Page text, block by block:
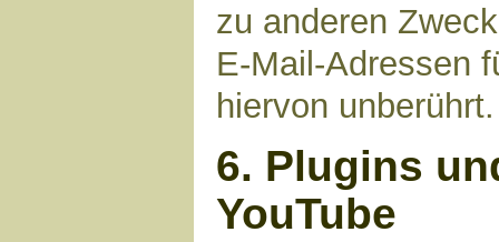
zu anderen
E-Mail-Adressen
hiervon unberührt.
6. Plugins
YouTube